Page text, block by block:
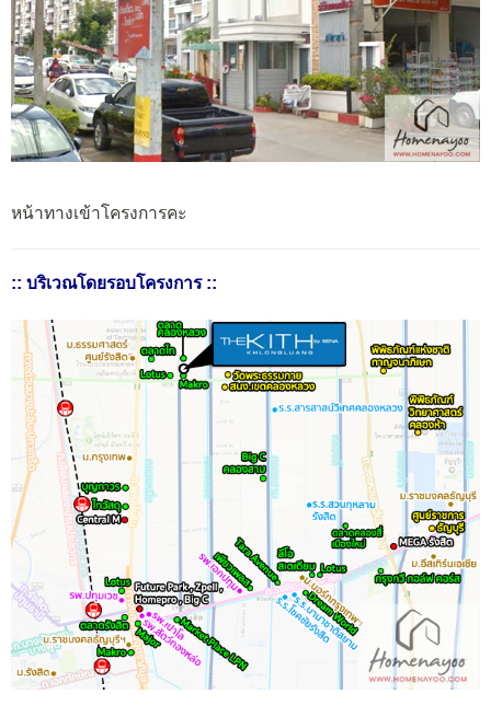
หน้าทางเข้าโครงการคะ
:: บริเวณโดยรอบโครงการ ::